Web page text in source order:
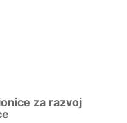
za razvoj